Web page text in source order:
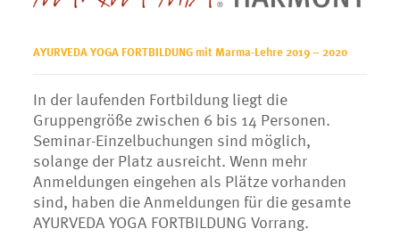
AYURVEDA YOGA FORTBILDUNG mit Marma-Lehre 2019 – 2020
In der laufenden Fortbildung liegt die
Gruppengröße zwischen 6 bis 14 Personen.
Seminar-Einzelbuchungen sind möglich,
solange der Platz ausreicht. Wenn mehr
Anmeldungen eingehen als Plätze vorhanden
sind, haben die Anmeldungen für die gesamte
AYURVEDA YOGA FORTBILDUNG Vorrang.